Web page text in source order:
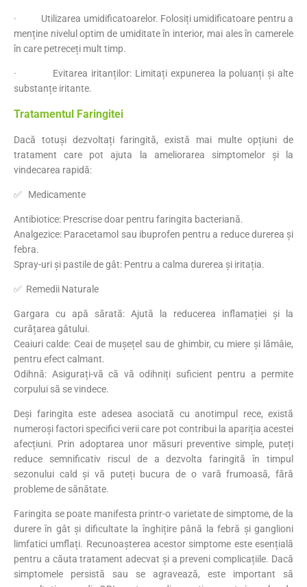
· Utilizarea umidificatoarelor. Folosiți umidificatoare pentru a
menține nivelul optim de umiditate în interior, mai ales în camerele
în care petreceți mult timp.
· Evitarea iritanților: Limitați expunerea la poluanți și alte
substanțe iritante.
Tratamentul Faringitei
Dacă totuși dezvoltați faringită, există mai multe opțiuni de
tratament care pot ajuta la ameliorarea simptomelor și la
vindecarea rapidă:
✅ Medicamente
Antibiotice: Prescrise doar pentru faringita bacteriană.
Analgezice: Paracetamol sau ibuprofen pentru a reduce durerea și
febra.
Spray-uri și pastile de gât: Pentru a calma durerea și iritația.
✅ Remedii Naturale
Gargara cu apă sărată: Ajută la reducerea inflamației și la
curățarea gâtului.
Ceaiuri calde: Ceai de mușețel sau de ghimbir, cu miere și lămâie,
pentru efect calmant.
Odihnă: Asigurați-vă că vă odihniți suficient pentru a permite
corpului să se vindece.
Deși faringita este adesea asociată cu anotimpul rece, există
numeroși factori specifici verii care pot contribui la apariția acestei
afecțiuni. Prin adoptarea unor măsuri preventive simple, puteți
reduce semnificativ riscul de a dezvolta faringită în timpul
sezonului cald și vă puteți bucura de o vară frumoasă, fără
probleme de sănătate.
Faringita se poate manifesta printr-o varietate de simptome, de la
durere în gât și dificultate la înghițire până la febră și ganglioni
limfatici umflați. Recunoașterea acestor simptome este esențială
pentru a căuta tratament adecvat și a preveni complicațiile. Dacă
simptomele persistă sau se agravează, este important să